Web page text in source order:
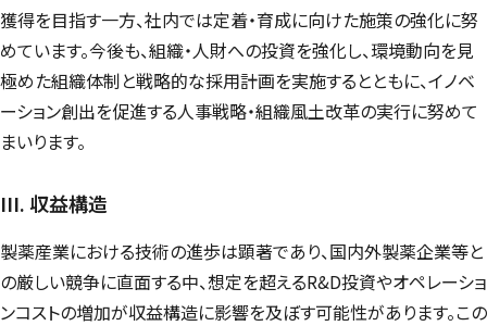
獲得を目指す一方、社内では定着・育成に向けた施策の強化に努
めています。今後も、組織・人財への投資を強化し、環境動向を見
極めた組織体制と戦略的な採用計画を実施するとともに、イノベ
ーション創出を促進する人事戦略・組織風土改革の実行に努めて
まいります。
III. 収益構造
製薬産業における技術の進歩は顕著であり、国内外製薬企業等と
の厳しい競争に直面する中、想定を超えるR&D投資やオペレーショ
ンコストの増加が収益構造に影響を及ぼす可能性があります。この